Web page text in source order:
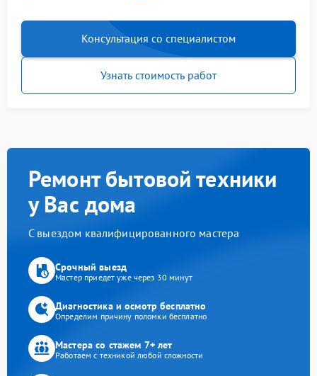
Консультация со специалистом
Узнать стоимость работ
Ремонт бытовой техники
у Вас дома
С выездом квалифицированного мастера
Срочный выезд
Мастер приедет уже через 30 минут
Диагностика и осмотр бесплатно
Определим причину поломки бесплатно
Мастера со стажем 7+ лет
Работаем с техникой любой сложности